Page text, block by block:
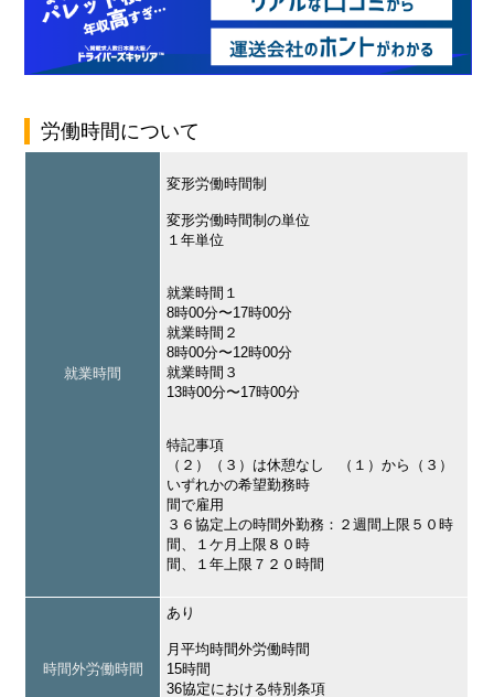
労働時間について
就業時間
変形労働時間制
変形労働時間制の単位
１年単位
就業時間１
8時00分〜17時00分
就業時間２
8時00分〜12時00分
就業時間３
13時00分〜17時00分
特記事項
（２）（３）は休憩なし （１）から（３）
いずれかの希望勤務時
間で雇用
３６協定上の時間外勤務：２週間上限５０時
間、１ケ月上限８０時
間、１年上限７２０時間
時間外労働時間
あり
月平均時間外労働時間
15時間
36協定における特別条項